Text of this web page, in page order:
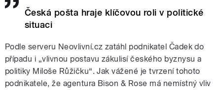
Česká pošta hraje klíčovou roli v politické
situaci
Podle serveru Neovlivní.cz zatáhl podnikatel Čadek do
případu i „vlivnou postavu zákulisí českého byznysu a
politiky Miloše Růžičku“. Jak vážené je tvrzení tohoto
podnikatele, že agentura Bison & Rose má nemístný vliv